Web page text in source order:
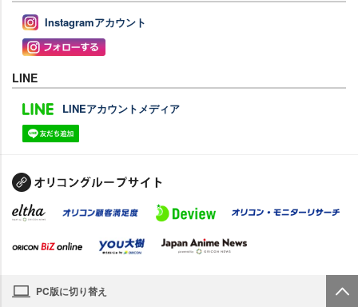
Instagramアカウント
LINE
LINEアカウントメディア
PC版に切り替え